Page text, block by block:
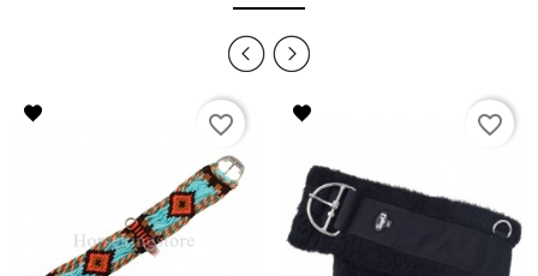
favorite_border favorite_border